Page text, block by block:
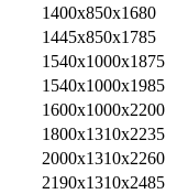
1400х850х1680
1445х850х1785
1540х1000х1875
1540х1000х1985
1600х1000х2200
1800х1310х2235
2000х1310х2260
2190х1310х2485